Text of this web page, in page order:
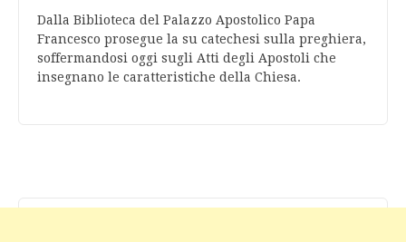
Dalla Biblioteca del Palazzo Apostolico Papa
Francesco prosegue la su catechesi sulla preghiera,
soffermandosi oggi sugli Atti degli Apostoli che
insegnano le caratteristiche della Chiesa.